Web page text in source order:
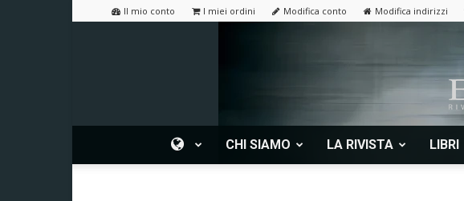
Il mio conto I miei ordini Modifica conto Modifica indirizzi
CHI SIAMO LA RIVISTA LIBRI